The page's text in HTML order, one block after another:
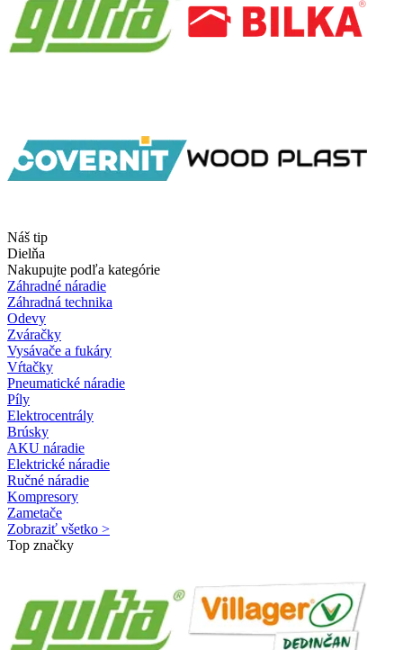
Náš tip
Dielňa
Nakupujte podľa kategórie
Záhradné náradie
Záhradná technika
Odevy
Zváračky
Vysávače a fukáry
Vŕtačky
Pneumatické náradie
Píly
Elektrocentrály
Brúsky
AKU náradie
Elektrické náradie
Ručné náradie
Kompresory
Zametače
Zobraziť všetko >
Top značky